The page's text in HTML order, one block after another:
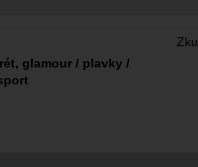
glamour / plavky /